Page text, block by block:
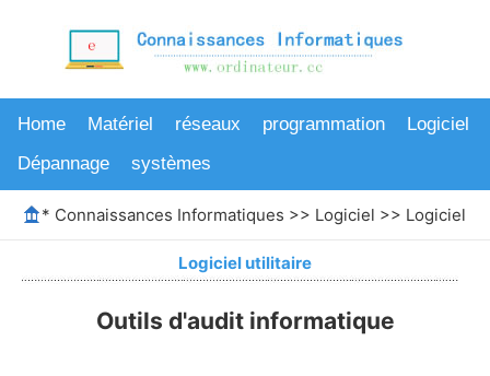
Home Matériel réseaux programmation
Logiciel
Dépannage
systèmes
* Connaissances Informatiques >> Logiciel >> Logiciel
Logiciel utilitaire
Outils d'audit informatique